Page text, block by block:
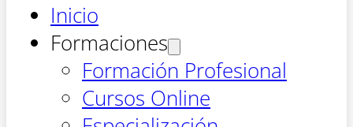
Inicio
Formaciones
Formación Profesional
Cursos Online